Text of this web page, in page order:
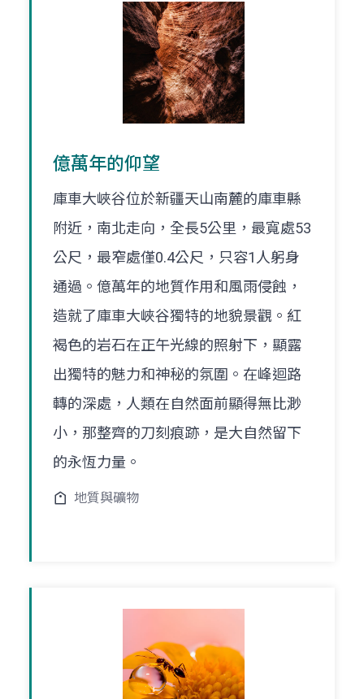
億萬年的仰望
庫車大峽谷位於新疆天山南麓的庫車縣
附近，南北走向，全長5公里，最寬處53
公尺，最窄處僅0.4公尺，只容1人躬身
通過。億萬年的地質作用和風雨侵蝕，
造就了庫車大峽谷獨特的地貌景觀。紅
褐色的岩石在正午光線的照射下，顯露
出獨特的魅力和神秘的氛圍。在峰迴路
轉的深處，人類在自然面前顯得無比渺
小，那整齊的刀刻痕跡，是大自然留下
的永恆力量。
地質與礦物